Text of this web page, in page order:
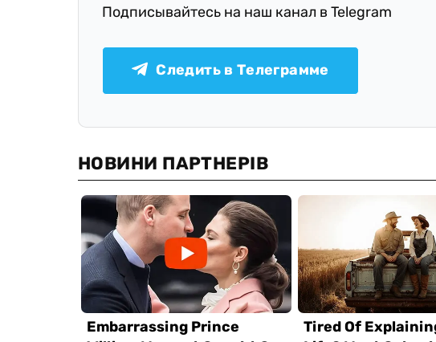
Подписывайтесь на наш канал в Telegram
Следить в Телеграмме